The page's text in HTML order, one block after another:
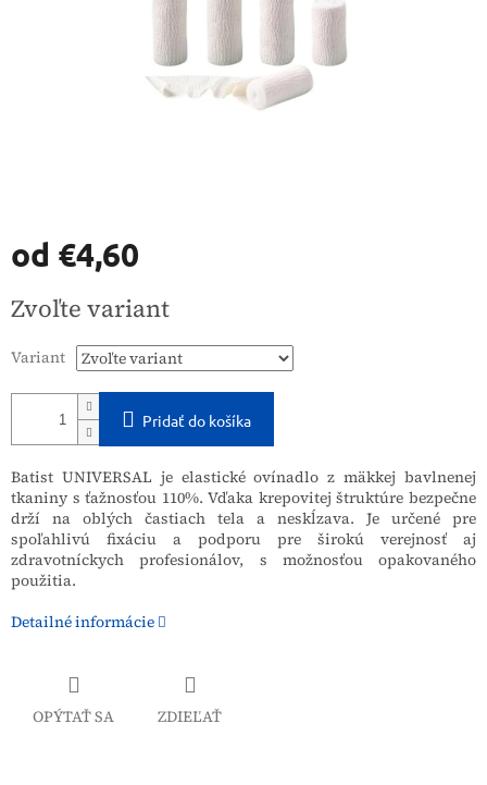
od €4,60
cena:
Zvoľte variant
Variant
Pridať do košíka
Batist UNIVERSAL je elastické ovínadlo z mäkkej bavlnenej
tkaniny s ťažnosťou 110%. Vďaka krepovitej štruktúre bezpečne
drží na oblých častiach tela a neskĺzava. Je určené pre
spoľahlivú fixáciu a podporu pre širokú verejnosť aj
zdravotníckych profesionálov, s možnosťou opakovaného
použitia.
Detailné informácie
OPÝTAŤ SA ZDIEĽAŤ